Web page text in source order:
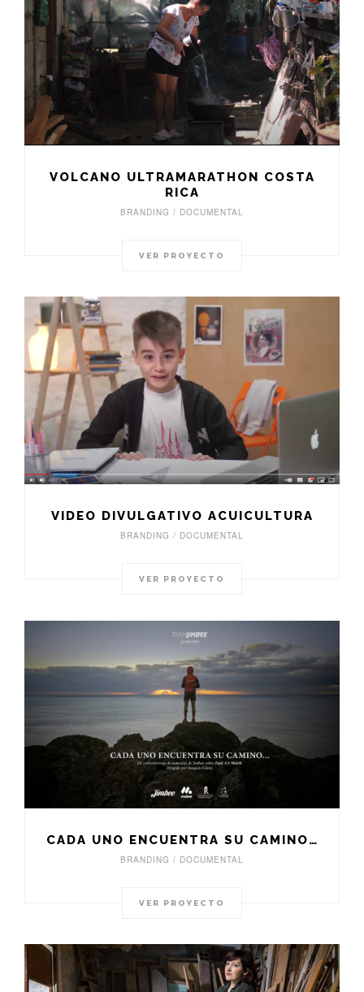
VOLCANO ULTRAMARATHON COSTA
RICA
BRANDING / DOCUMENTAL
VER PROYECTO
VIDEO DIVULGATIVO ACUICULTURA
BRANDING / DOCUMENTAL
VER PROYECTO
CADA UNO ENCUENTRA SU CAMINO…
BRANDING / DOCUMENTAL
VER PROYECTO